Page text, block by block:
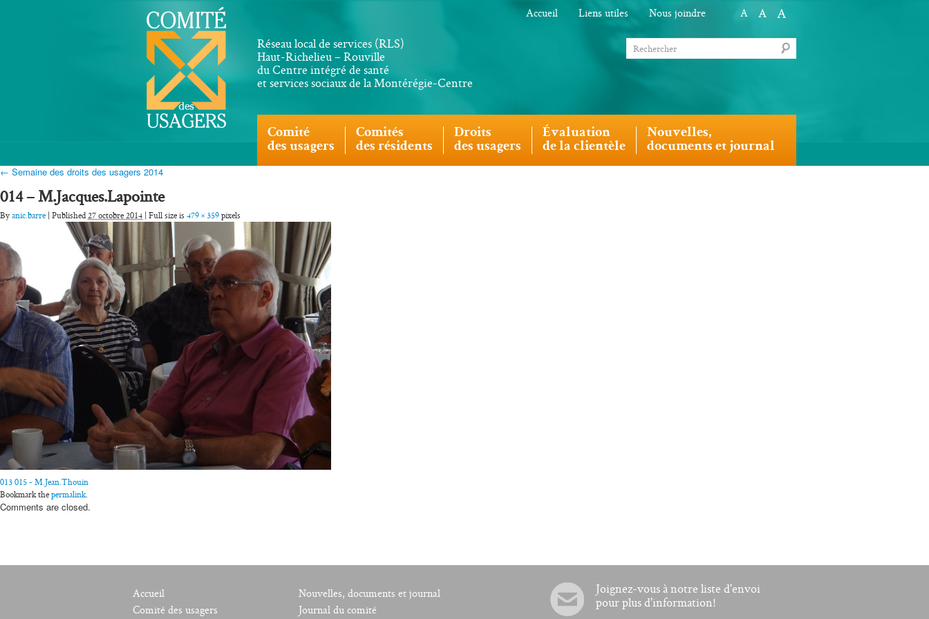
A A A
Accueil Liens utiles Nous joindre
Réseau local de services (RLS)
Haut-Richelieu – Rouville
du Centre intégré de santé
et services sociaux de la Montérégie-Centre
Comité
des usagers
Comités
des résidents
Droits
des usagers
Évaluation
de la clientèle
Nouvelles,
documents et journal
← Semaine des droits des usagers 2014
014 – M.Jacques.Lapointe
By anic.barre| Published27 octobre 2014 | Full size is 479 × 359 pixels
013 015 - M.Jean.Thouin
Bookmark the permalink.
Comments are closed.
Accueil
Comité des usagers
Nouvelles, documents et journal
Journal du comité
Joignez-vous à notre liste d'envoi
pour plus d'information!